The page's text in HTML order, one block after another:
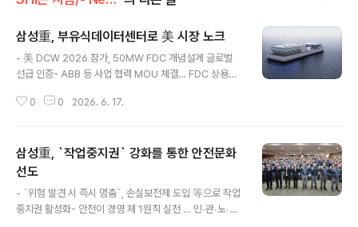
삼성重, 부유식데이터센터로 美 시장 노크
- 美 DCW 2026 참가, 50MW FDC 개념설계 글로벌
선급 인증- ABB 등 사업 협력 MOU 체결… FDC 상용화
나흘간 미국 워싱턴 D.C.에서 열린 '데이터센터월드(DCW
을 마련했다고 24일 밝힘.삼성중공업이 올해 처음 참가한
DCW 2026은 급증하는 데이터센터 인프라 수요 증가에
대응하기 위한 기술, 투자 방향성을 가늠할 수 있는 북미 지
역 대표 행사임.FDC는 AI 기술 상용화에 따라 폭발적 수요
0 0 2026. 6. 17.
삼성重, `작업중지권` 강화를 통한 안전문화
선도
- `위험 발견 시 즉시 멈춤`, 손실보전제 도입 等으로 작업
중지권 활성화- 안전이 경영 제 1원칙 실천 … 민∙관∙노∙사